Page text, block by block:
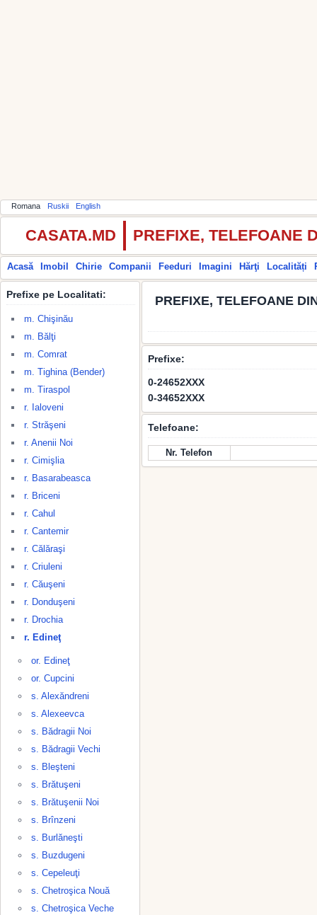
Romana Ruskii English
CASATA.MD PREFIXE, TELEFOANE
Acasă Imobil Chirie Companii Feeduri Imagini Hărţi Localități
Prefixe pe Localitati:
m. Chişinău
m. Bălţi
m. Comrat
m. Tighina (Bender)
m. Tiraspol
r. Ialoveni
r. Străşeni
r. Anenii Noi
r. Cimişlia
r. Basarabeasca
r. Briceni
r. Cahul
r. Cantemir
r. Călăraşi
r. Criuleni
r. Căuşeni
r. Donduşeni
r. Drochia
r. Edineţ
or. Edineţ
or. Cupcini
s. Alexăndreni
s. Alexeevca
s. Bădragii Noi
s. Bădragii Vechi
s. Bleşteni
s. Brătuşeni
s. Brătuşenii Noi
s. Brînzeni
s. Burlăneşti
s. Buzdugeni
s. Cepeleuţi
s. Chetroşica Nouă
s. Chetroşica Veche
PREFIXE, TELEFOANE
Prefixe:
0-24652XXX
0-34652XXX
Telefoane:
Nr. Telefon